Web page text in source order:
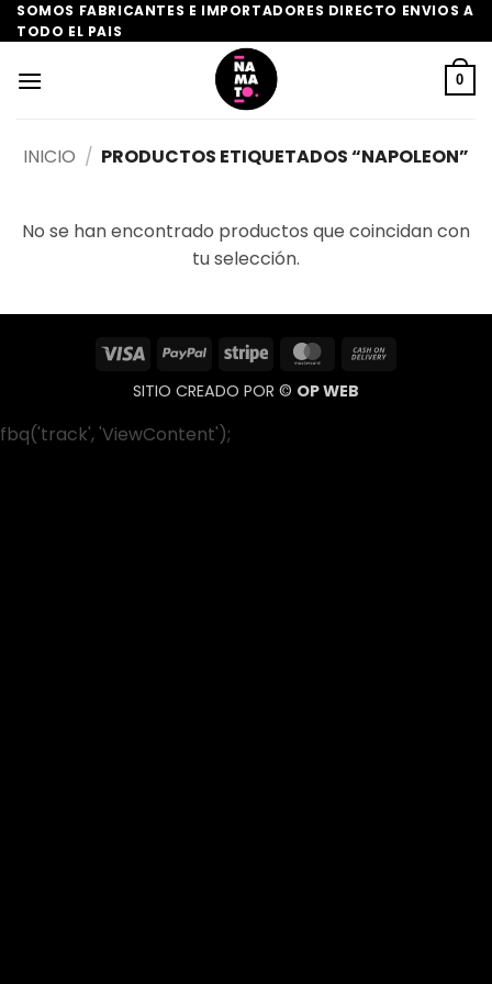
Saltar
al
contenido
SOMOS FABRICANTES E IMPORTADORES DIRECTO ENVIOS A
TODO EL PAIS
0
INICIO / PRODUCTOS ETIQUETADOS “NAPOLEON”
No se han encontrado productos que coincidan con
tu selección.
Visa PayPal Stripe MasterCard
SITIO CREADO POR © OP WEB
fbq('track', 'ViewContent');